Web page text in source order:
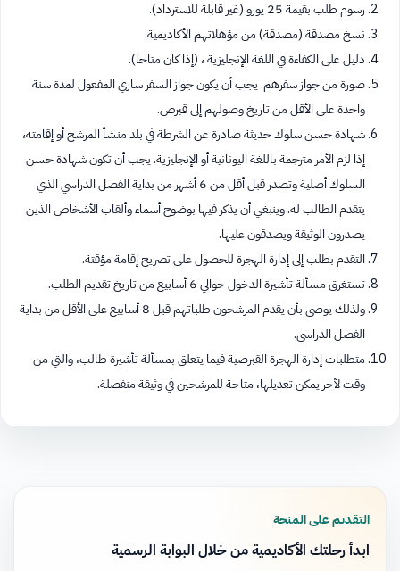
رسوم طلب بقيمة 25 يورو (غير قابلة للاسترداد).
نسخ مصدقة (مصدقة) من مؤهلاتهم الأكاديمية.
دليل على الكفاءة في اللغة الإنجليزية ، (إذا كان متاحا).
صورة من جواز سفرهم. يجب أن يكون جواز السفر ساري المفعول لمدة سنة
واحدة على الأقل من تاريخ وصولهم إلى قبرص.
شهادة حسن سلوك حديثة صادرة عن الشرطة في بلد منشأ المرشح أو إقامته،
إذا لزم الأمر مترجمة باللغة اليونانية أو الإنجليزية. يجب أن تكون شهادة حسن
السلوك أصلية وتصدر قبل أقل من 6 أشهر من بداية الفصل الدراسي الذي
يتقدم الطالب له. وينبغي أن يذكر فيها بوضوح أسماء وألقاب الأشخاص الذين
يصدرون الوثيقة ويصدقون عليها.
التقدم بطلب إلى إدارة الهجرة للحصول على تصريح إقامة مؤقتة.
تستغرق مسألة تأشيرة الدخول حوالي 6 أسابيع من تاريخ تقديم الطلب.
ولذلك يوصى بأن يقدم المرشحون طلباتهم قبل 8 أسابيع على الأقل من بداية
الفصل الدراسي.
متطلبات إدارة الهجرة القبرصية فيما يتعلق بمسألة تأشيرة طالب، والتي من
وقت لآخر يمكن تعديلها، متاحة للمرشحين في وثيقة منفصلة.
التقديم على المنحة
ابدأ رحلتك الأكاديمية من خلال البوابة الرسمية